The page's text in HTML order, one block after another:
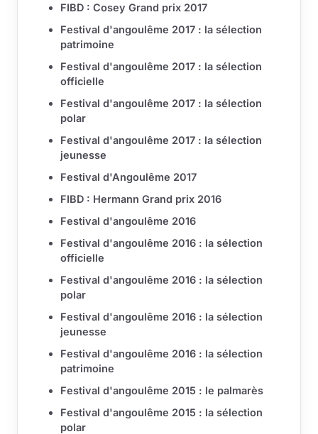
FIBD : Cosey Grand prix 2017
Festival d'angoulême 2017 : la sélection
patrimoine
Festival d'angoulême 2017 : la sélection
officielle
Festival d'angoulême 2017 : la sélection
polar
Festival d'angoulême 2017 : la sélection
jeunesse
Festival d'Angoulême 2017
FIBD : Hermann Grand prix 2016
Festival d'angoulême 2016
Festival d'angoulême 2016 : la sélection
officielle
Festival d'angoulême 2016 : la sélection
polar
Festival d'angoulême 2016 : la sélection
jeunesse
Festival d'angoulême 2016 : la sélection
patrimoine
Festival d'angoulême 2015 : le palmarès
Festival d'angoulême 2015 : la sélection
polar